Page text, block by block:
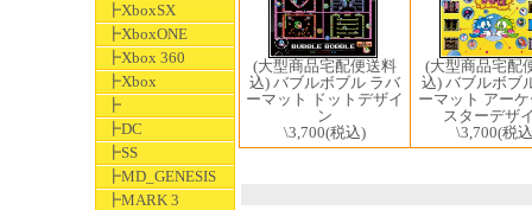
┣XboxSX
┣XboxONE
┣Xbox 360
┣Xbox
┣
┣DC
┣SS
┣MD_GENESIS
┣MARK 3
(大型商品宅配便送料
込) バブルボブル ラバ
ーマット ドットデザイ
ン
\3,700(税込)
(大型商品宅配
込) バブルボブ
ーマット アー
スターデザ
\3,700(税